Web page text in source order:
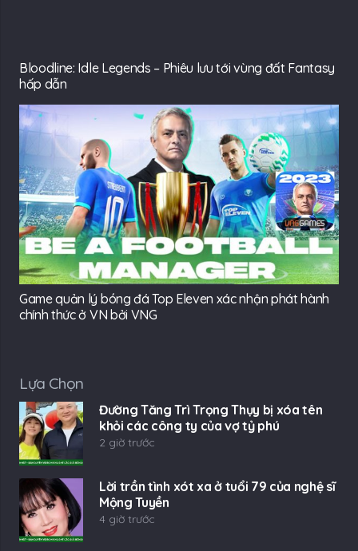
Bloodline: Idle Legends – Phiêu lưu tới vùng đất Fantasy
hấp dẫn
Game quản lý bóng đá Top Eleven xác nhận phát hành
chính thức ở VN bởi VNG
Lựa Chọn
Đường Tăng Trì Trọng Thụy bị xóa tên
khỏi các công ty của vợ tỷ phú
2 giờ trước
Lời trần tình xót xa ở tuổi 79 của nghệ sĩ
Mộng Tuyền
4 giờ trước